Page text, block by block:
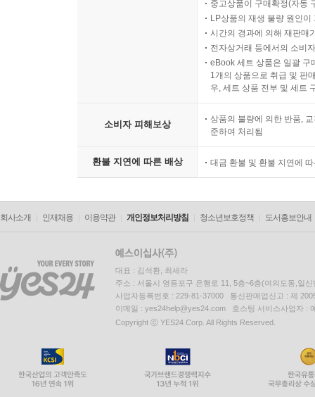
중고상품이 구매확정(자동
LP상품의 재생 불량 원인
시간의 경과에 의해 재판매
전자상거래 등에서의 소비
eBook 세트 상품은 일괄 구
1개의 상품으로 취급 및 판
우, 세트 상품 전부 및 세트
소비자 피해보상
상품의 불량에 의한 반품,
준하여 처리됨
환불 지연에 따른 배상 대금 환불 및 환불 지연에
회사소개 인재채용 이용약관 개인정보처리방침 청소년보호정책 도서홍보안내
대표 : 김석환, 최세라
주소 : 서울시 영등포구 은행로 11, 5층~6층(여의도동,일신
사업자등록번호 : 229-81-37000 통신판매업신고 : 제
이메일 : yes24help@yes24.com 호스팅 서비스사업자 :
Copyright ⓒ YES24 Corp. All Rights Reserved.